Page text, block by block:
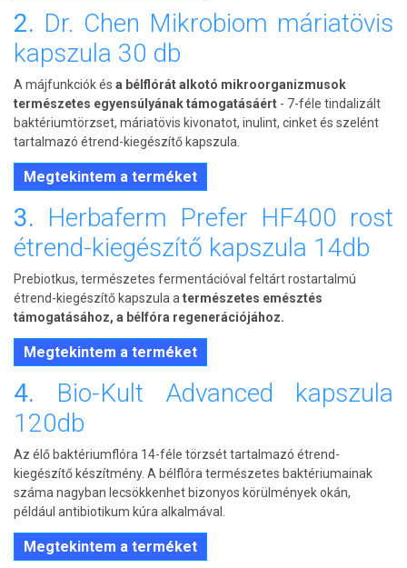
2. Dr. Chen Mikrobiom máriatövis
kapszula 30 db
A májfunkciók és a bélflórát alkotó mikroorganizmusok
természetes egyensúlyának támogatásáért - 7-féle tindalizált
baktériumtörzset, máriatövis kivonatot, inulint, cinket és szelént
tartalmazó étrend-kiegészítő kapszula.
Megtekintem a terméket
3. Herbaferm Prefer HF400 rost
étrend-kiegészítő kapszula 14db
Prebiotkus, természetes fermentációval feltárt rostartalmú
étrend-kiegészítő kapszula a természetes emésztés
támogatásához, a bélfóra regenerációjához.
Megtekintem a terméket
4. Bio-Kult Advanced kapszula
120db
Az élő baktériumflóra 14-féle törzsét tartalmazó étrend-
kiegészítő készítmény. A bélflóra természetes baktériumainak
száma nagyban lecsökkenhet bizonyos körülmények okán,
például antibiotikum kúra alkalmával.
Megtekintem a terméket